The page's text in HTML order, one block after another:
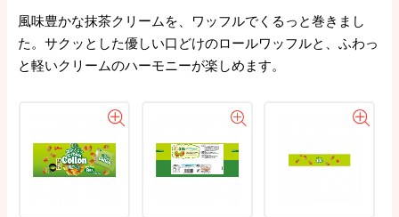
風味豊かな抹茶クリームを、ワッフルでくるっと巻きまし
た。サクッとした優しい口どけのロールワッフルと、ふわっ
と軽いクリームのハーモニーが楽しめます。